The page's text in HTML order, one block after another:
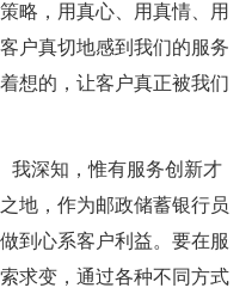
略，用真心、用真情、用
户真切地感到我们的服务
想的，让客户真正被我们
我深知，惟有服务创新才
地，作为邮政储蓄银行员
到心系客户利益。要在服
求变，通过各种不同方式